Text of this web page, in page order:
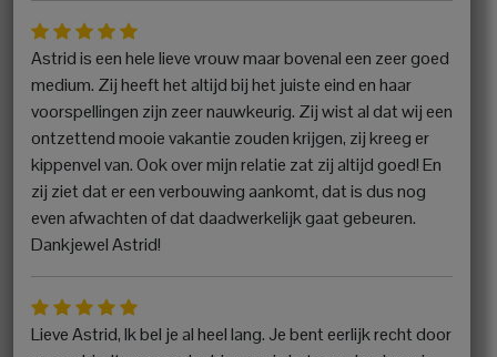
Astrid is een hele lieve vrouw maar bovenal een zeer goed
medium. Zij heeft het altijd bij het juiste eind en haar
voorspellingen zijn zeer nauwkeurig. Zij wist al dat wij een
ontzettend mooie vakantie zouden krijgen, zij kreeg er
kippenvel van. Ook over mijn relatie zat zij altijd goed! En
zij ziet dat er een verbouwing aankomt, dat is dus nog
even afwachten of dat daadwerkelijk gaat gebeuren.
Dankjewel Astrid!
Lieve Astrid, Ik bel je al heel lang. Je bent eerlijk recht door